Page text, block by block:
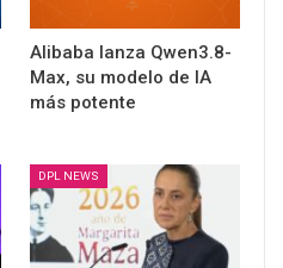
Alibaba lanza Qwen3.8-
Max, su modelo de IA
más potente
DPL NEWS